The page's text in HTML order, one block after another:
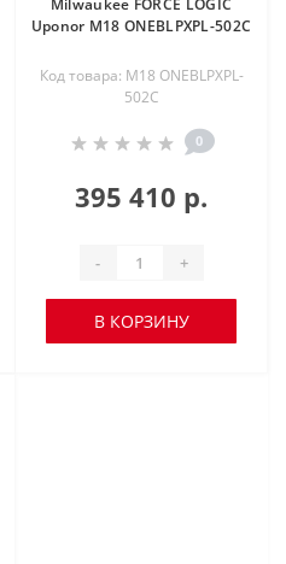
Milwaukee FORCE LOGIC
Uponor M18 ONEBLPXPL-502C
Код товара: M18 ONEBLPXPL-
502C
0
395 410 р.
- +
В КОРЗИНУ